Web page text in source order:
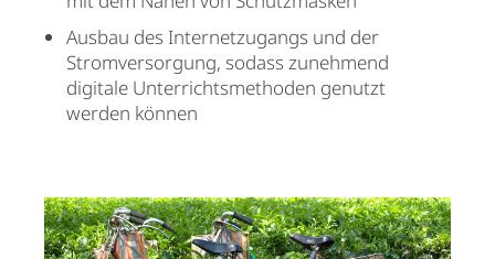
Ausbau des Internetzugangs und der
Stromversorgung, sodass zunehmend
digitale Unterrichtsmethoden genutzt
werden können